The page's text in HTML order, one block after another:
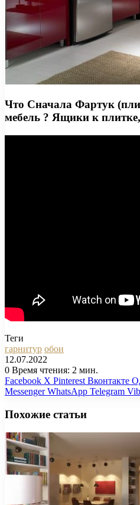
Что Сначала Фартук
мебель ? Ящики к
Теги
гарнитур обои
12.07.2022
0 Время чтения: 2 мин.
Facebook X Pinterest Вконтакте
Messenger WhatsApp Telegram
Похожие статьи